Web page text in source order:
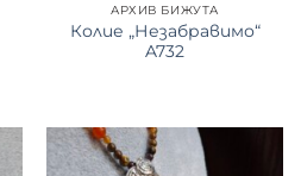
АРХИВ БИЖУТА
Колие „Незабравимо“
A732